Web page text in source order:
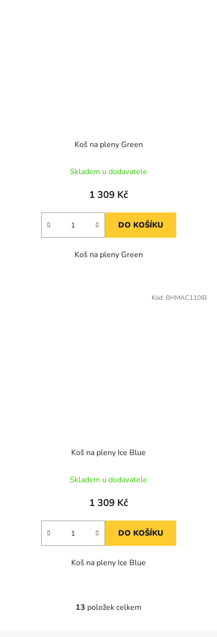
Koš na pleny Green
Skladem u dodavatele
1 309 Kč
DO KOŠÍKU
Koš na pleny Green
Koš na pleny Ice Blue
Skladem u dodavatele
1 309 Kč
DO KOŠÍKU
Koš na pleny Ice Blue
Kód: BHMAC110IB
O
13 položek celkem